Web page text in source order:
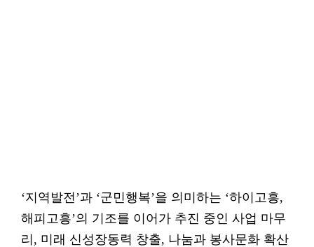
‘지역발전’과 ‘군민행복’을 의미하는 ‘하이고흥,
해피고흥’의 기조를 이어가 추진 중인 사업 마무
리, 미래 신성장동력 창출, 나눔과 봉사문화 확산